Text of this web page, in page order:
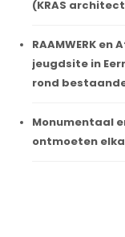
(KRAS
RAAMWERK
jeugdsite in
rond
Monumentaal
ontmoeten